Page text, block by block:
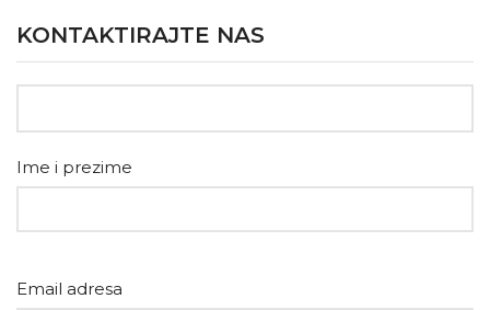
KONTAKTIRAJTE NAS
Ime i prezime
Email adresa